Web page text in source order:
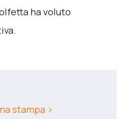
ha voluto
stampa >